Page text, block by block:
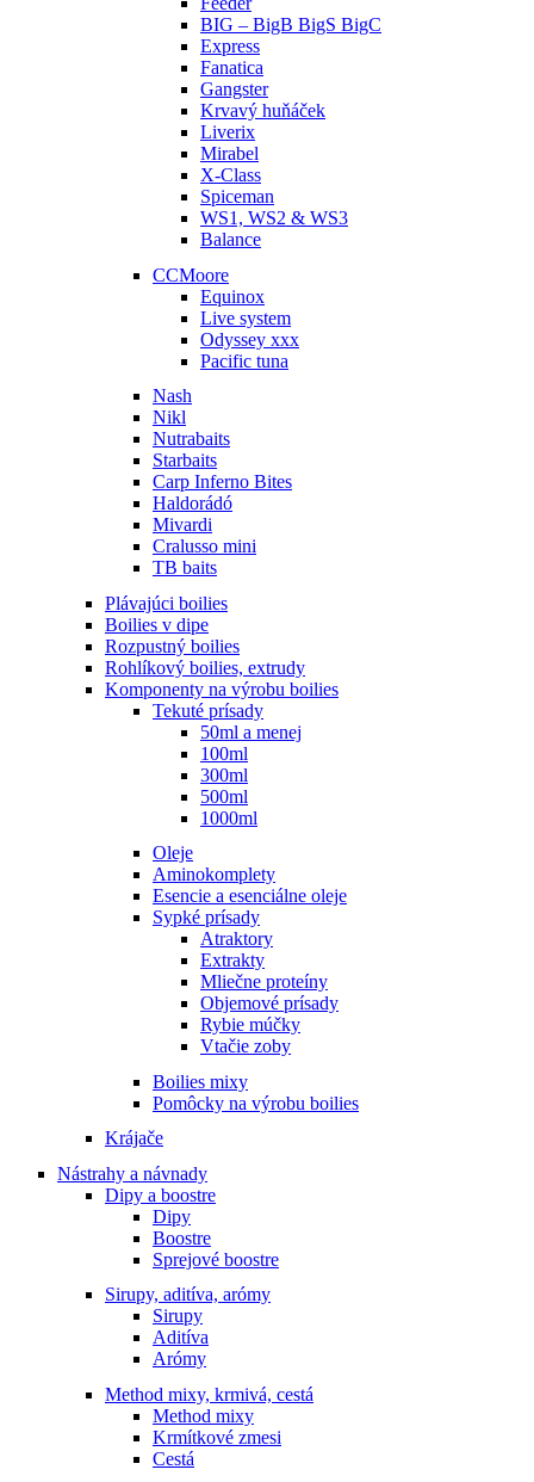
BIG – BigB BigS BigC
Express
Fanatica
Gangster
Krvavý huňáček
Liverix
Mirabel
X-Class
Spiceman
WS1, WS2 & WS3
Balance
CCMoore
Equinox
Live system
Odyssey xxx
Pacific tuna
Nash
Nikl
Nutrabaits
Starbaits
Carp Inferno Bites
Haldorádó
Mivardi
Cralusso mini
TB baits
Plávajúci boilies
Boilies v dipe
Rozpustný boilies
Rohlíkový boilies, extrudy
Komponenty na výrobu boilies
Tekuté prísady
50ml a menej
100ml
300ml
500ml
1000ml
Oleje
Aminokomplety
Esencie a esenciálne oleje
Sypké prísady
Atraktory
Extrakty
Mliečne proteíny
Objemové prísady
Rybie múčky
Vtačie zoby
Boilies mixy
Pomôcky na výrobu boilies
Krájače
Nástrahy a návnady
Dipy a boostre
Dipy
Boostre
Sprejové boostre
Sirupy, aditíva, arómy
Sirupy
Aditíva
Arómy
Method mixy, krmivá, cestá
Method mixy
Krmítkové zmesi
Cestá